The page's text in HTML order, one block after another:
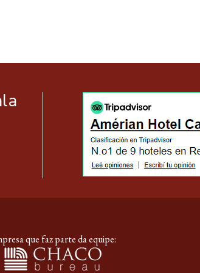
que faz parte da equipe: